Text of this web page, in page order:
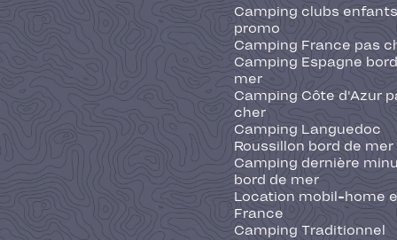
Camping clubs
promo
Camping France pas
Camping Espagne
mer
Camping Côte d'Azur
cher
Camping Languedoc
Roussillon bord de mer
Camping dernière
bord de mer
Location mobil-home
France
Camping Traditionnel